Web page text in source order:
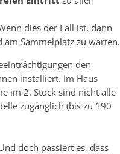
dies der Fall ist, dann
am Sammelplatz zu warten.
den
installiert. Im Haus
im 2. Stock sind nicht alle
zugänglich (bis zu 190
doch passiert es, dass